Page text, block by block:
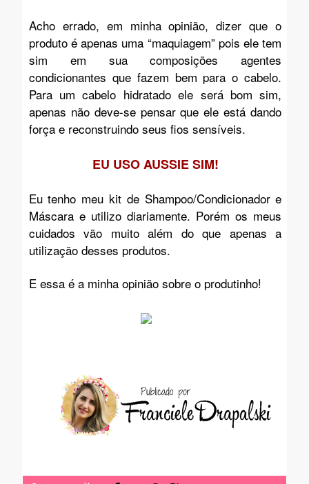
Acho errado, em minha opinião, dizer que o
produto é apenas uma “maquiagem” pois ele tem
sim em sua composições agentes
condicionantes que fazem bem para o cabelo.
Para um cabelo hidratado ele será bom sim,
apenas não deve-se pensar que ele está dando
força e reconstruindo seus fios sensíveis.
EU USO AUSSIE SIM!
Eu tenho meu kit de Shampoo/Condicionador e
Máscara e utilizo diariamente. Porém os meus
cuidados vão muito além do que apenas a
utilização desses produtos.
E essa é a minha opinião sobre o produtinho!